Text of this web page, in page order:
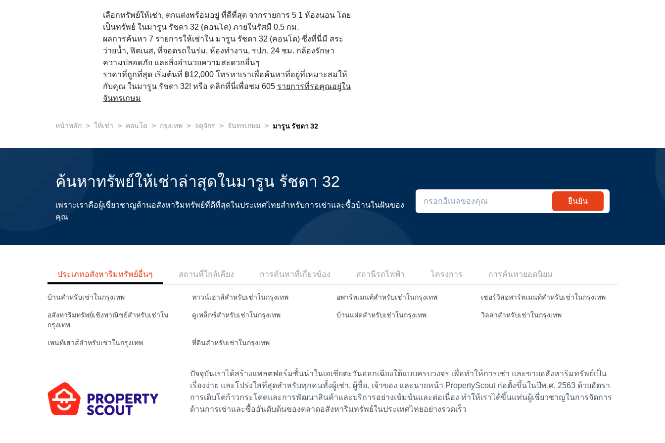
เลือกทรัพย์ให้เช่า, ตกแต่งพร้อมอยู่ ที่ดีที่สุด จากรายการ 5 1 ห้องนอน โดย
เป็นทรัพย์ ในมารูน รัชดา 32 (คอนโด) ภายในรัศมี 0.5 กม.
ผลการค้นหา 7 รายการให้เช่าใน มารูน รัชดา 32 (คอนโด) ซึ่งที่นี่มี สระ
ว่ายน้ำ, ฟิตเนส, ที่จอดรถในร่ม, ห้องทำงาน, รปภ. 24 ชม. กล้องรักษา
ความปลอดภัย และสิ่งอำนวยความสะดวกอื่นๆ
ราคาที่ถูกที่สุด เริ่มต้นที่ ฿12,000 โทรหาเราเพื่อค้นหาที่อยู่ที่เหมาะสมให้
กับคุณ ในมารูน รัชดา 32! หรือ คลิกที่นี่เพื่อชม 605 รายการที่รอคุณอยู่ใน
จันทรเกษม
หน้าหลัก > ให้เช่า > คอนโด > กรุงเทพ > จตุจักร > จันทรเกษม > มารูน รัชดา 32
ค้นหาทรัพย์ให้เช่าล่าสุดในมารูน รัชดา 32
เพราะเราคือผู้เชี่ยวชาญด้านอสังหาริมทรัพย์ที่ดีที่สุดในประเทศไทยสำหรับการเช่าและซื้อบ้านในฝันของ
คุณ
ยืนยัน
ประเภทอสังหาริมทรัพย์อื่นๆ สถานที่ใกล้เคียง การค้นหาที่เกี่ยวข้อง สถานีรถไฟฟ้า โครงการ การค้นหายอดนิยม
บ้านสำหรับเช่าในกรุงเทพ ทาวน์เฮาส์สำหรับเช่าในกรุงเทพ อพาร์ทเมนท์สำหรับเช่าในกรุงเทพ เซอร์วิสอพาร์ทเมนท์สำหรับเช่าในกรุงเทพ
อสังหาริมทรัพย์เชิงพาณิชย์สำหรับเช่าใน
กรุงเทพ
ดูเพล็กซ์สำหรับเช่าในกรุงเทพ บ้านแฝดสำหรับเช่าในกรุงเทพ วิลล่าสำหรับเช่าในกรุงเทพ
เพนท์เฮาส์สำหรับเช่าในกรุงเทพ ที่ดินสำหรับเช่าในกรุงเทพ
ปัจจุบันเราได้สร้างแพลตฟอร์มชั้นนำในเอเชียตะวันออกเฉียงใต้แบบครบวงจร เพื่อทำให้การเช่า และขายอสังหาริมทรัพย์เป็น
เรื่องง่าย และโปร่งใสที่สุดสำหรับทุกคนทั้งผู้เช่า, ผู้ซื้อ, เจ้าของ และนายหน้า PropertyScout ก่อตั้งขึ้นในปีพ.ศ. 2563 ด้วยอัตรา
การเติบโตก้าวกระโดดและการพัฒนาสินค้าและบริการอย่างเข้มข้นและต่อเนื่อง ทำให้เราได้ขึ้นแท่นผู้เชี่ยวชาญในการจัดการ
ด้านการเช่าและซื้ออันดับต้นของตลาดอสังหาริมทรัพย์ในประเทศไทยอย่างรวดเร็ว